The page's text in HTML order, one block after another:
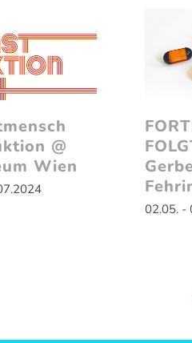
@
Wien
02.05. -